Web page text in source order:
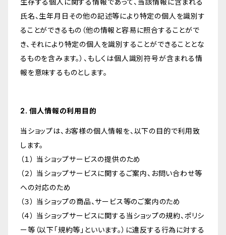
生存する個人に関する情報であって、当該情報に含まれる
氏名、生年月日その他の記述等により特定の個人を識別す
ることができるもの（他の情報と容易に照合することがで
き、それにより特定の個人を識別することができることとな
るものを含みます。）、もしくは個人識別符号が含まれる情
報を意味するものとします。
2. 個人情報の利用目的
当ショップは、お客様の個人情報を、以下の目的で利用致
します。
（１） 当ショップサービスの提供のため
（２） 当ショップサービスに関するご案内、お問い合わせ等
への対応のため
（３） 当ショップの商品、サービス等のご案内のため
（４） 当ショップサービスに関する当ショップの規約、ポリシ
ー等（以下「規約等」といいます。）に違反する行為に対する